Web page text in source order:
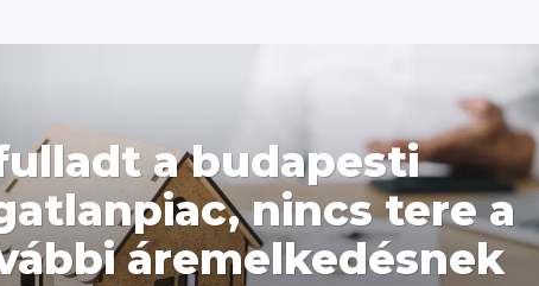
a budapesti
nincs tere a
áremelkedésnek